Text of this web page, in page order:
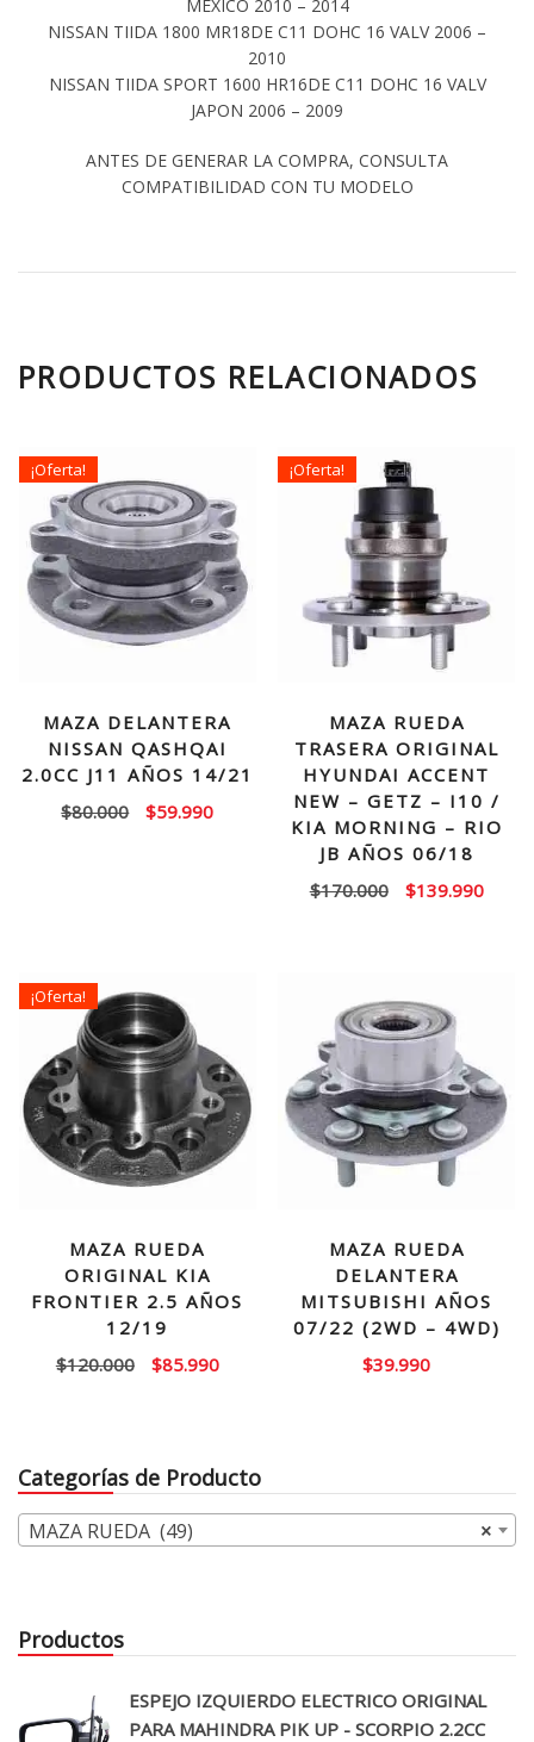
MEXICO 2010 – 2014
NISSAN TIIDA 1800 MR18DE C11 DOHC 16 VALV 2006 –
2010
NISSAN TIIDA SPORT 1600 HR16DE C11 DOHC 16 VALV
JAPON 2006 – 2009
ANTES DE GENERAR LA COMPRA, CONSULTA
COMPATIBILIDAD CON TU MODELO
PRODUCTOS RELACIONADOS
¡Oferta!
MAZA DELANTERA
NISSAN QASHQAI
2.0CC J11 AÑOS 14/21
$80.000
El
$59.990El
¡Oferta!
MAZA RUEDA
TRASERA ORIGINAL
HYUNDAI ACCENT
NEW – GETZ – I10 /
KIA MORNING – RIO
JB AÑOS 06/18
$170.000
El
$170.000.
$139.990El
¡Oferta!
MAZA RUEDA
ORIGINAL KIA
FRONTIER 2.5 AÑOS
12/19
$120.000
El
$120.000.
$85.990El
$85.990.
MAZA RUEDA
DELANTERA
MITSUBISHI AÑOS
07/22 (2WD – 4WD)
$39.990
Categorías de Producto
×
MAZA RUEDA (49)
Productos
ESPEJO IZQUIERDO ELECTRICO ORIGINAL
PARA MAHINDRA PIK UP - SCORPIO 2.2CC